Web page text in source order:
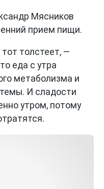
Мясников
прием пищи.
толстеет, —
еда с утра
метаболизма и
И сладости
утром, потому